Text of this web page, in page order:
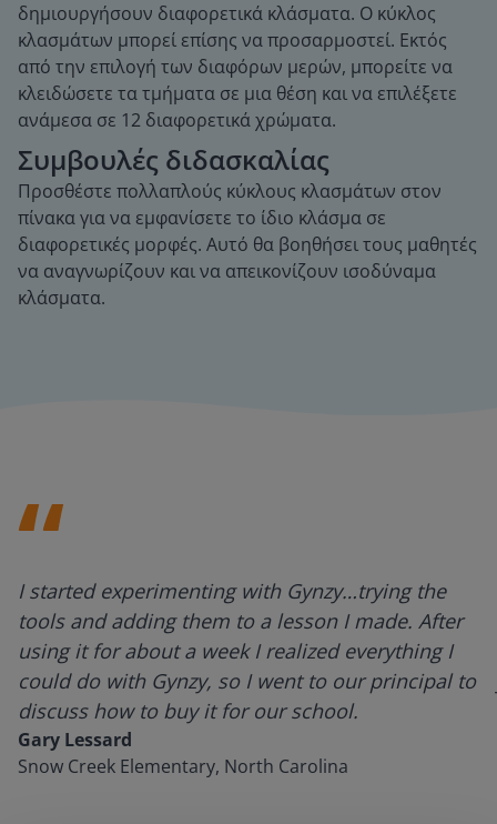
δημιουργήσουν διαφορετικά κλάσματα. Ο κύκλος
κλασμάτων μπορεί επίσης να προσαρμοστεί. Εκτός
από την επιλογή των διαφόρων μερών, μπορείτε να
κλειδώσετε τα τμήματα σε μια θέση και να επιλέξετε
ανάμεσα σε 12 διαφορετικά χρώματα.
Συμβουλές διδασκαλίας
Προσθέστε πολλαπλούς κύκλους κλασμάτων στον
πίνακα για να εμφανίσετε το ίδιο κλάσμα σε
διαφορετικές μορφές. Αυτό θα βοηθήσει τους μαθητές
να αναγνωρίζουν και να απεικονίζουν ισοδύναμα
κλάσματα.
I started experimenting with Gynzy…trying the
tools and adding them to a lesson I made. After
using it for about a week I realized everything I
could do with Gynzy, so I went to our principal to
discuss how to buy it for our school.
Gary Lessard
Snow Creek Elementary, North Carolina